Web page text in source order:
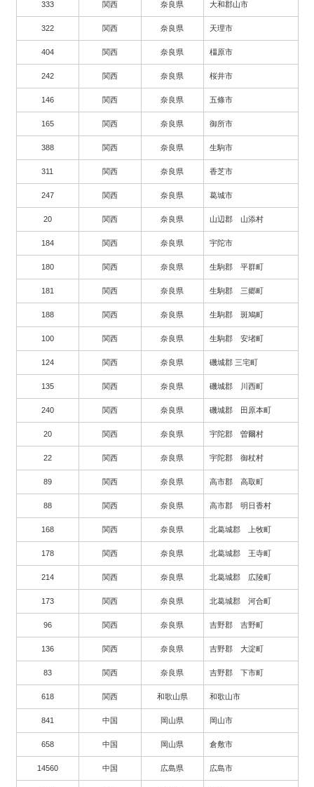
333 関西 奈良県 大和郡山市
322 関西 奈良県 天理市
404 関西 奈良県 橿原市
242 関西 奈良県 桜井市
146 関西 奈良県 五條市
165 関西 奈良県 御所市
388 関西 奈良県 生駒市
311 関西 奈良県 香芝市
247 関西 奈良県 葛城市
20 関西 奈良県 山辺郡 山添村
184 関西 奈良県 宇陀市
180 関西 奈良県 生駒郡 平群町
181 関西 奈良県 生駒郡 三郷町
188 関西 奈良県 生駒郡 斑鳩町
100 関西 奈良県 生駒郡 安堵町
124 関西 奈良県 磯城郡 三宅町
135 関西 奈良県 磯城郡 川西町
240 関西 奈良県 磯城郡 田原本町
20 関西 奈良県 宇陀郡 曽爾村
22 関西 奈良県 宇陀郡 御杖村
89 関西 奈良県 高市郡 高取町
88 関西 奈良県 高市郡 明日香村
168 関西 奈良県 北葛城郡 上牧町
178 関西 奈良県 北葛城郡 王寺町
214 関西 奈良県 北葛城郡 広陵町
173 関西 奈良県 北葛城郡 河合町
96 関西 奈良県 吉野郡 吉野町
136 関西 奈良県 吉野郡 大淀町
83 関西 奈良県 吉野郡 下市町
618 関西 和歌山県 和歌山市
841 中国 岡山県 岡山市
658 中国 岡山県 倉敷市
14560 中国 広島県 広島市